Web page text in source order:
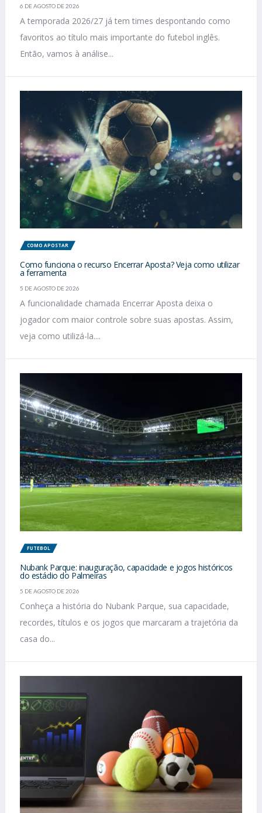
6 DE AGOSTO DE 2026
A temporada 2026/27 já tem times despontando como
favoritos ao título mais importante do futebol inglês.
Então, vamos à análise...
COMO APOSTAR
Como funciona o recurso Encerrar Aposta? Veja como utilizar
a ferramenta
5 DE AGOSTO DE 2026
A funcionalidade chamada Encerrar Aposta deixa o
jogador com maior controle sobre suas apostas. Assim,
veja como utilizá-la....
FUTEBOL
Nubank Parque: inauguração, capacidade e jogos históricos
do estádio do Palmeiras
5 DE AGOSTO DE 2026
Conheça a história do Nubank Parque, sua capacidade,
recordes, títulos e os jogos que marcaram a trajetória da
casa do...